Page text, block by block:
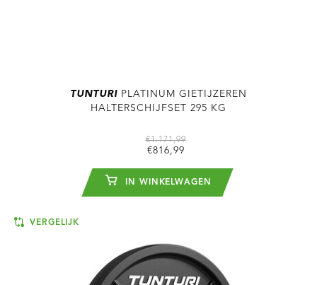
TUNTURI PLATINUM GIETIJZEREN
HALTERSCHIJFSET 295 KG
€1.171,99
€816,99
IN WINKELWAGEN
VERGELIJK